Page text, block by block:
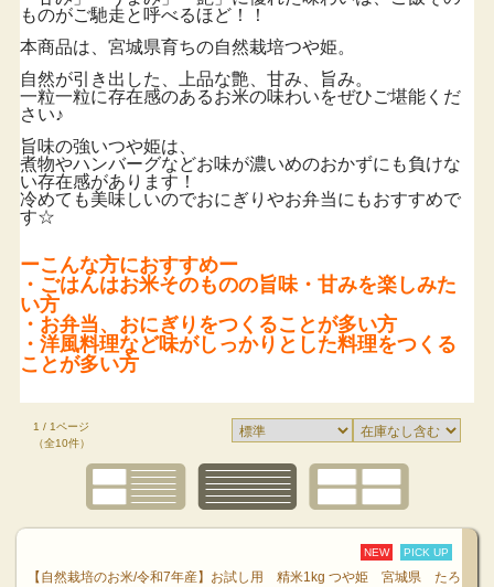
ものがご馳走と呼べるほど！！
本商品は、宮城県育ちの自然栽培つや姫。
自然が引き出した、上品な艶、甘み、旨み。
一粒一粒に存在感のあるお米の味わいをぜひご堪能くだ
さい♪
旨味の強いつや姫は、
煮物やハンバーグなどお味が濃いめのおかずにも負けな
い存在感があります！
冷めても美味しいのでおにぎりやお弁当にもおすすめで
す☆
ーこんな方におすすめー
・ごはんはお米そのものの旨味・甘みを楽しみた
い方
・お弁当、おにぎりをつくることが多い方
・洋風料理など味がしっかりとした料理をつくる
ことが多い方
1 / 1ページ
（全10件）
NEW PICK UP
【自然栽培のお米/令和7年産】お試し用 精米1kg つや姫 宮城県 たろ